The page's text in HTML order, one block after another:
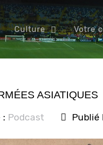
Culture Votre
ASIATIQUES
: Podcast Publié